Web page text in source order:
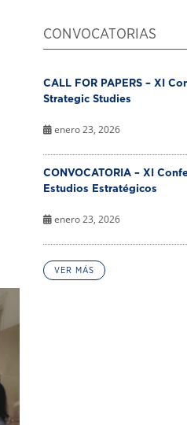
CONVOCATORIAS
CALL FOR PAPERS – XI
Strategic Studies
enero 23, 2026
CONVOCATORIA – XI
Estudios Estratégicos
enero 23, 2026
VER MÁS